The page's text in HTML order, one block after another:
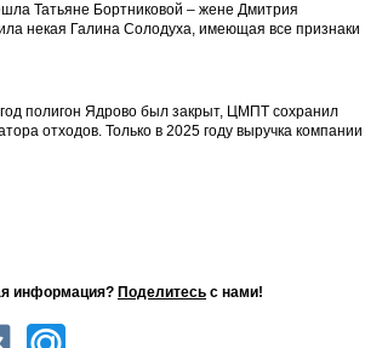
Татьяне Бортниковой – жене Дмитрия
некая Галина Солодуха, имеющая все признаки
полигон Ядрово был закрыт, ЦМПТ сохранил
отходов. Только в 2025 году выручка компании
информация? Поделитесь с нами!